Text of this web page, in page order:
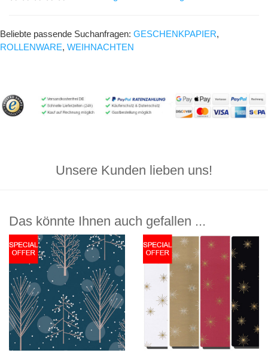
Beliebte passende Suchanfragen: GESCHENKPAPIER,
ROLLENWARE, WEIHNACHTEN
Unsere Kunden lieben uns!
Das könnte Ihnen auch gefallen ...